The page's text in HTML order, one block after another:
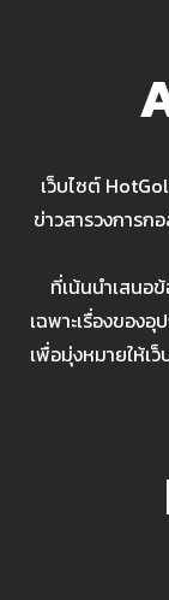
เว็บไซต์
ข่าวสารวงการ
ที่เน้นนำเสนอ
เฉพาะเรื่องของ
เพื่อมุ่งหมายให้เ